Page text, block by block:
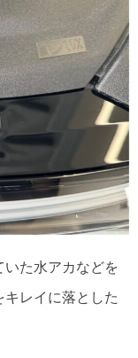
いた水アカなどを
レイに落とした